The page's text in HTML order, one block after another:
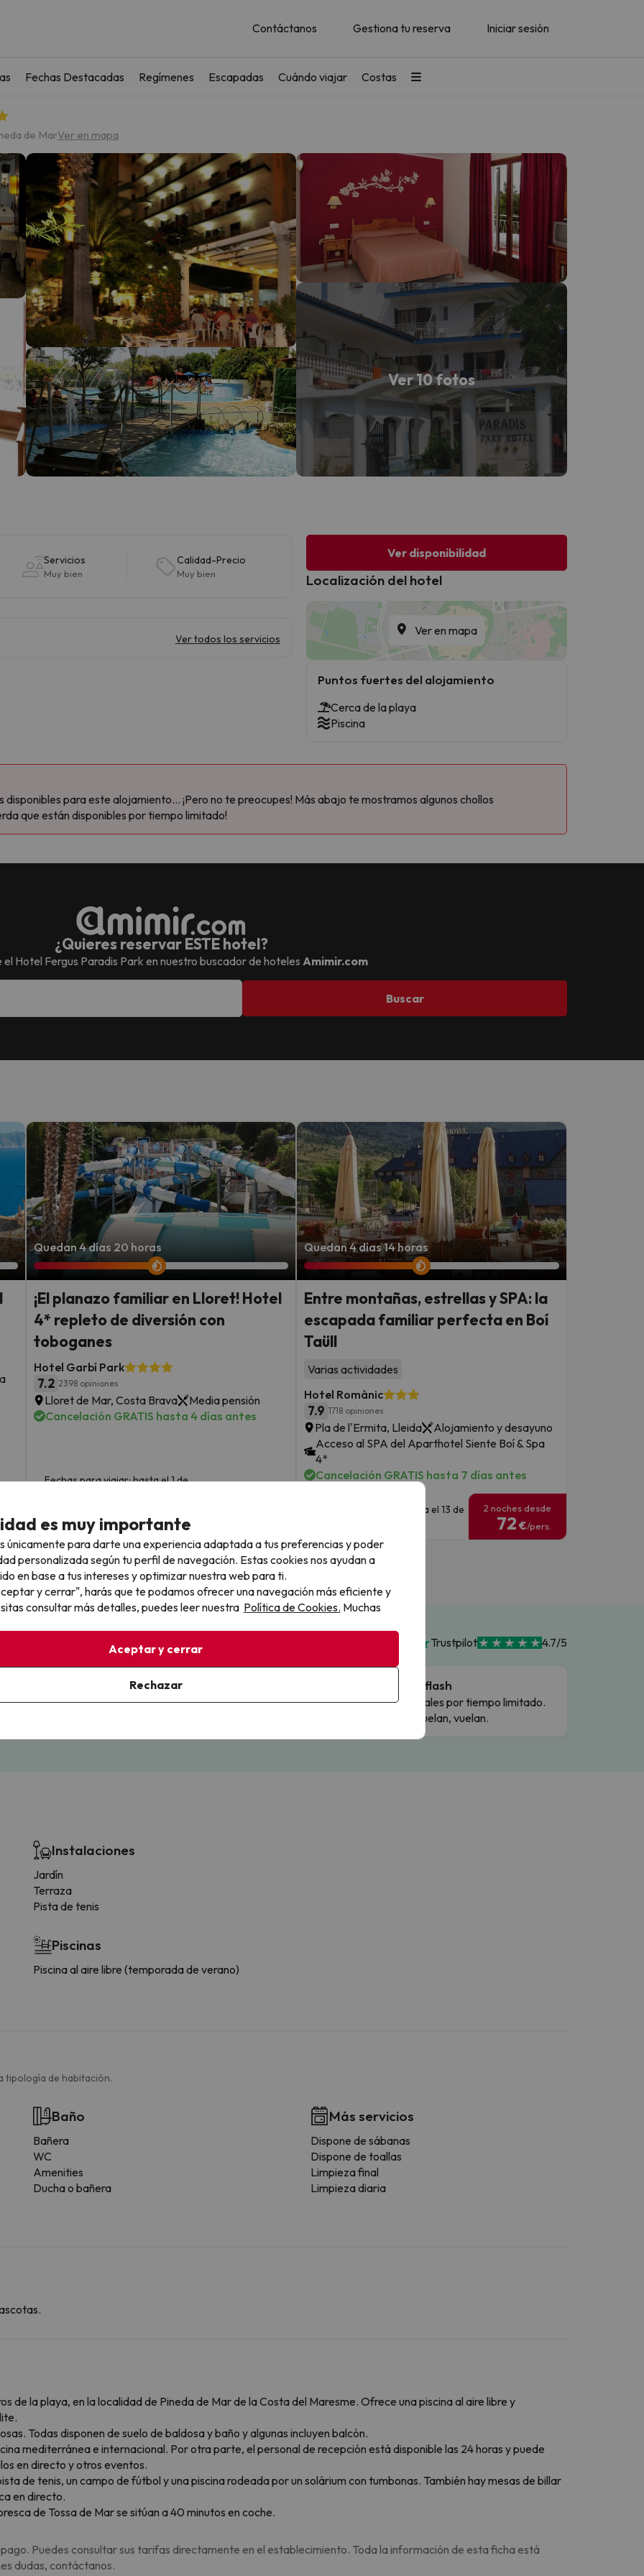
Contáctanos Gestiona tu reserva Iniciar sesión
Fechas Destacadas Regímenes Escapadas Cuándo viajar Costas
de MarVer en mapa
Ver 10 fotos
Servicios
Muy bien
Calidad-Precio
Muy bien
Ver todos los servicios
Ver disponibilidad
Localización del hotel
Ver en mapa
Puntos fuertes del alojamiento
Cerca de la playa
Piscina
para este alojamiento... ¡Pero no te preocupes! Más abajo te mostramos algunos chollos
que están disponibles por tiempo limitado!
¿Quieres reservar ESTE hotel?
el Hotel Fergus Paradis Park en nuestro buscador de hoteles Amimir.com
Buscar
Quedan 4 días 20 horas
¡El planazo familiar en Lloret! Hotel
4* repleto de diversión con
toboganes
Hotel Garbí Park
7.2 2398 opiniones
Lloret de Mar, Costa Brava
Media pensión
Cancelación GRATIS hasta 4 días antes
Fechas para viajar: hasta el 1 de
Quedan 4 días 14 horas
Entre montañas, estrellas y SPA: la
escapada familiar perfecta en Boí
Taüll
Varias actividades
Hotel Romànic
7.9 1718 opiniones
Pla de l'Ermita, Lleida
Alojamiento y desayuno
Acceso al SPA del Aparthotel Siente Boí & Spa
4*
Cancelación GRATIS hasta 7 días antes
Fechas para viajar: hasta el 13 de
2 noches desde
72 €/pers.
Ver todos los chollos
Trustpilot 4.7/5
y cancelaciones con total
Paga a tu ritmo
Fracciona o financia tu viaje.
Ofertas flash
Precios reales por tiempo limitado.
Cuando vuelan, vuelan.
Instalaciones
Jardín
Terraza
Pista de tenis
Piscinas
Piscina al aire libre (temporada de verano)
tipología de habitación.
Baño
Bañera
WC
Amenities
Ducha o bañera
Más servicios
Dispone de sábanas
Dispone de toallas
Limpieza final
Limpieza diaria
de la playa, en la localidad de Pineda de Mar de la Costa del Maresme. Ofrece una piscina al aire libre y
Todas disponen de suelo de baldosa y baño y algunas incluyen balcón.
mediterránea e internacional. Por otra parte, el personal de recepción está disponible las 24 horas y puede
en directo y otros eventos.
de tenis, un campo de fútbol y una piscina rodeada por un solárium con tumbonas. También hay mesas de billar
en directo.
de Tossa de Mar se sitúan a 40 minutos en coche.
Puedes consultar sus tarifas directamente en el establecimiento. Toda la información de esta ficha está
dudas, contáctanos.
es muy importante
únicamente para darte una experiencia adaptada a tus preferencias y poder
personalizada según tu perfil de navegación. Estas cookies nos ayudan a
en base a tus intereses y optimizar nuestra web para ti.
y cerrar", harás que te podamos ofrecer una navegación más eficiente y
consultar más detalles, puedes leer nuestra Política de Cookies. Muchas
Aceptar y cerrar
Rechazar